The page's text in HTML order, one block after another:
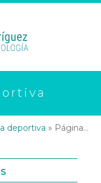
deportiva » Página 15